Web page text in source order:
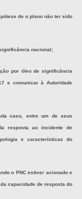
de o plano não ter sido
nacional;
por óleo de significância
e comunicar à Autoridade
caso, entre um de seus
resposta ao incidente de
e características do
o PNC estiver acionado e
capacidade de resposta do